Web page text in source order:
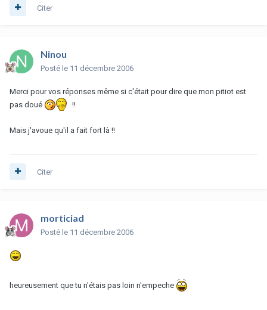
Citer
Ninou
Posté le 11 décembre 2006
Merci pour vos réponses même si c'était pour dire que mon pitiot est
pas doué
!!
Mais j'avoue qu'il a fait fort là !!
Citer
morticiad
Posté le 11 décembre 2006
heureusement que tu n'étais pas loin n'empeche